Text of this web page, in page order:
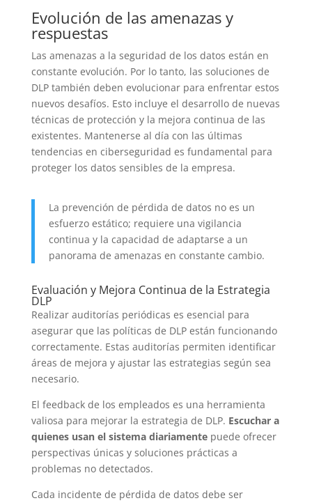
Evolución de las amenazas y
respuestas
Las amenazas a la seguridad de los datos están en
constante evolución. Por lo tanto, las soluciones de
DLP también deben evolucionar para enfrentar estos
nuevos desafíos. Esto incluye el desarrollo de nuevas
técnicas de protección y la mejora continua de las
existentes. Mantenerse al día con las últimas
tendencias en ciberseguridad es fundamental para
proteger los datos sensibles de la empresa.
La prevención de pérdida de datos no es un
esfuerzo estático; requiere una vigilancia
continua y la capacidad de adaptarse a un
panorama de amenazas en constante cambio.
Evaluación y Mejora Continua de la Estrategia
DLP
Realizar auditorías periódicas es esencial para
asegurar que las políticas de DLP están funcionando
correctamente. Estas auditorías permiten identificar
áreas de mejora y ajustar las estrategias según sea
necesario.
El feedback de los empleados es una herramienta
valiosa para mejorar la estrategia de DLP. Escuchar a
quienes usan el sistema diariamentepuede ofrecer
perspectivas únicas y soluciones prácticas a
problemas no detectados.
Cada incidente de pérdida de datos debe ser